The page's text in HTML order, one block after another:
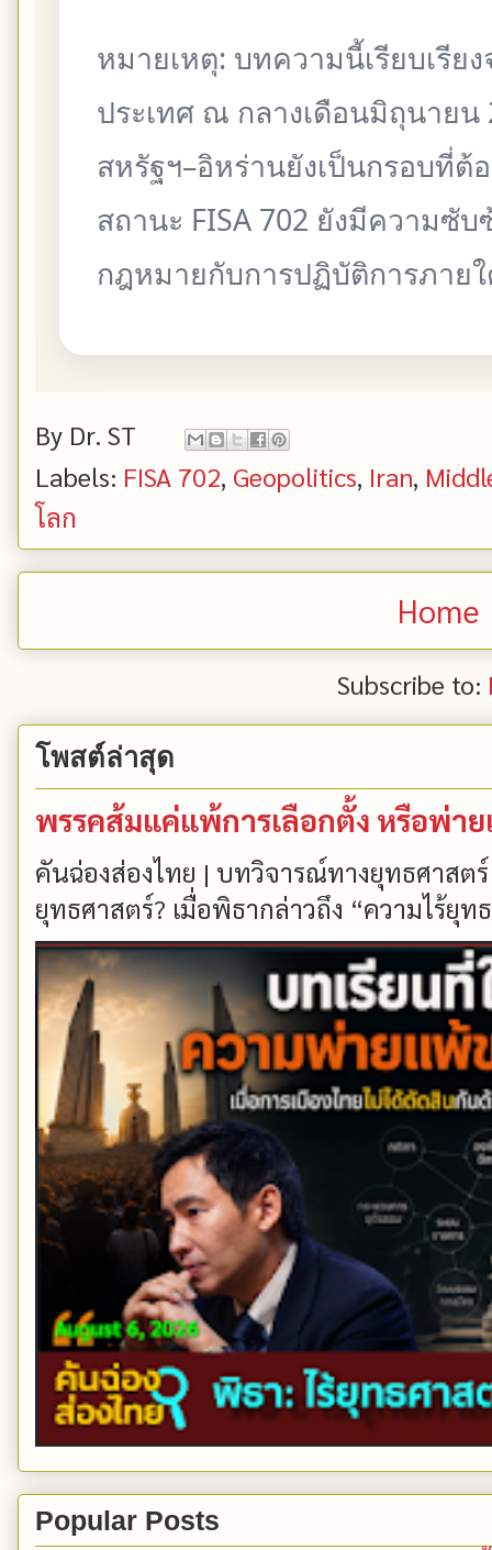
หมายเหตุ: บทความนี้เรียบเรีย
ประเทศ ณ กลางเดือนมิถุนายน
สหรัฐฯ–อิหร่านยังเป็นกรอบที่
สถานะ FISA 702 ยังมีความซั
กฎหมายกับการปฏิบัติการภาย
By Dr. ST
Labels: FISA 702, Geopolitics, Iran,
โลก
Home
Subscribe to:
โพสต์ล่าสุด
พรรคส้มแค่แพ้การเลือกตั้ง หรือพ่า
คันฉ่องส่องไทย | บทวิจารณ์ทางยุทธศาสต
ยุทธศาสตร์? เมื่อพิธากล่าวถึง “ความไร้ยุท
Popular Posts